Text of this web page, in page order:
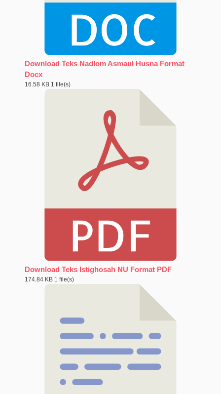
Download Teks Nadlom Asmaul Husna Format
Docx
16.58 KB 1 file(s)
Download Teks Istighosah NU Format PDF
174.84 KB 1 file(s)